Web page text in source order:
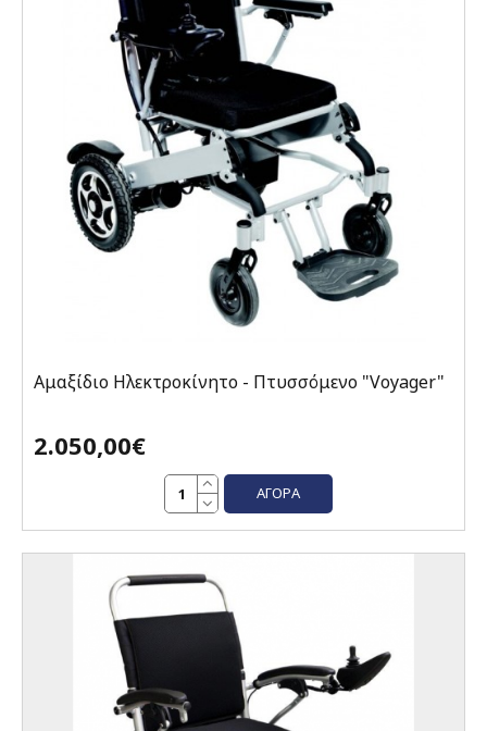
Αμαξίδιο Ηλεκτροκίνητο - Πτυσσόμενο "Voyager"
2.050,00€
ΑΓΟΡΆ